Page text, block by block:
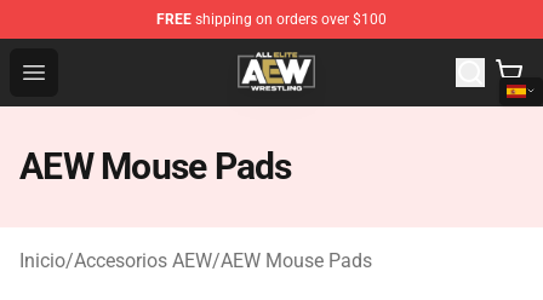
FREE shipping on orders over $100
Open menu
Aew Shop ⚡️ Official Aew Merchandise Store
AEW Mouse Pads
Inicio/Accesorios AEW/AEW Mouse Pads